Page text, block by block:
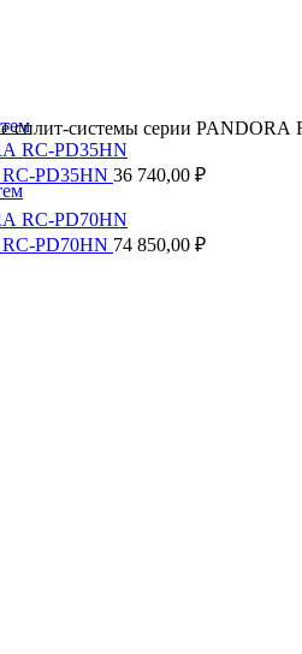
сплит-системы серии PANDORA
PD35HN 36 740,00 ₽
PD70HN 74 850,00 ₽